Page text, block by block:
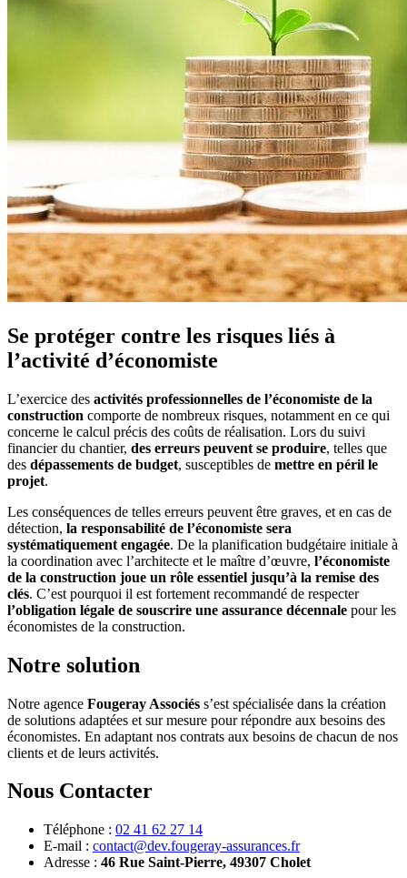
Se protéger contre les risques liés à
l’activité d’économiste
L’exercice des activités professionnelles de l’économiste de la
construction comporte de nombreux risques, notamment en ce qui
concerne le calcul précis des coûts de réalisation. Lors du suivi
financier du chantier, des erreurs peuvent se produire, telles que
des dépassements de budget, susceptibles de mettre en péril le
projet.
Les conséquences de telles erreurs peuvent être graves, et en cas de
détection, la responsabilité de l’économiste sera
systématiquement engagée. De la planification budgétaire initiale à
la coordination avec l’architecte et le maître d’œuvre, l’économiste
de la construction joue un rôle essentiel jusqu’à la remise des
clés. C’est pourquoi il est fortement recommandé de respecter
l’obligation légale de souscrire une assurance décennale pour les
économistes de la construction.
Notre solution
Notre agence Fougeray Associés s’est spécialisée dans la création
de solutions adaptées et sur mesure pour répondre aux besoins des
économistes. En adaptant nos contrats aux besoins de chacun de nos
clients et de leurs activités.
Nous Contacter
Téléphone : 02 41 62 27 14
E-mail : contact@dev.fougeray-assurances.fr
Adresse : 46 Rue Saint-Pierre, 49307 Cholet